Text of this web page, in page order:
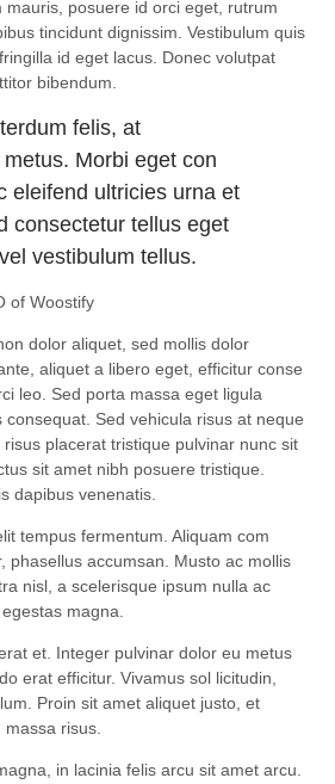
mauris, posuere id orci eget, rutrum
tincidunt dignissim. Vestibulum quis
id eget lacus. Donec volutpat
bibendum.
felis, at
Morbi eget con
eleifend ultricies urna et
consectetur tellus eget
vestibulum tellus.
of Woostify
dolor aliquet, sed mollis dolor
aliquet a libero eget, efficitur conse
leo. Sed porta massa eget ligula
consequat. Sed vehicula risus at neque
placerat tristique pulvinar nunc sit
sit amet nibh posuere tristique.
dapibus venenatis.
tempus fermentum. Aliquam com
phasellus accumsan. Musto ac mollis
nisl, a scelerisque ipsum nulla ac
magna.
et. Integer pulvinar dolor eu metus
erat efficitur. Vivamus sol licitudin,
Proin sit amet aliquet justo, et
risus.
in lacinia felis arcu sit amet arcu.